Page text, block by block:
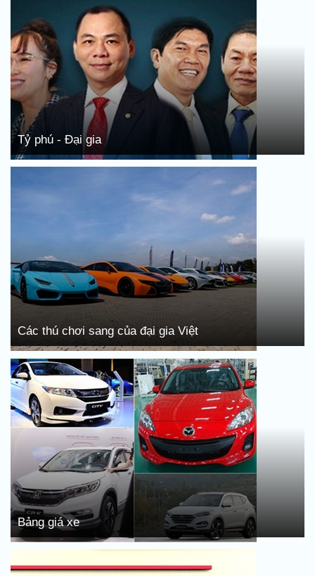
Tỷ phú - Đại gia
Các thú chơi sang của đại gia Việt
Bảng giá xe